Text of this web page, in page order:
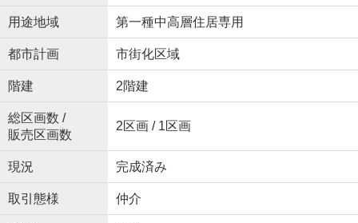
用途地域 第一種中高層住居専用
都市計画 市街化区域
階建 2階建
総区画数 /
販売区画数
2区画 / 1区画
現況 完成済み
取引態様 仲介